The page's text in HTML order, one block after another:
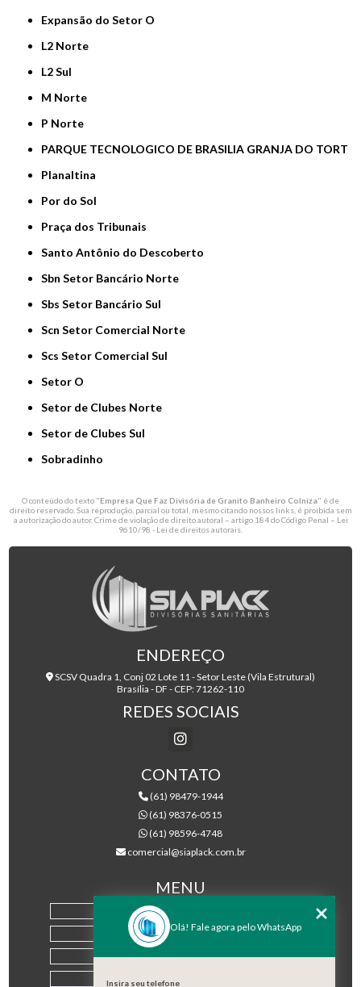
Expansão do Setor O
L2 Norte
L2 Sul
M Norte
P Norte
PARQUE TECNOLOGICO DE BRASILIA GRANJA DO TORT
Planaltina
Por do Sol
Praça dos Tribunais
Santo Antônio do Descoberto
Sbn Setor Bancário Norte
Sbs Setor Bancário Sul
Scn Setor Comercial Norte
Scs Setor Comercial Sul
Setor O
Setor de Clubes Norte
Setor de Clubes Sul
Sobradinho
O conteúdo do texto "Empresa Que Faz Divisória de Granito Banheiro Colniza" é de
direito reservado. Sua reprodução, parcial ou total, mesmo citando nossos links, é proibida sem
a autorização do autor. Crime de violação de direito autoral – artigo 184 do Código Penal – Lei
9610/98 - Lei de direitos autorais.
ENDEREÇO
SCSV Quadra 1, Conj 02 Lote 11 - Setor Leste (Vila Estrutural)
Brasília - DF - CEP: 71262-110
REDES SOCIAIS
CONTATO
(61) 98479-1944
(61) 98376-0515
(61) 98596-4748
comercial@siaplack.com.br
MENU
EMPRESA
PRODUTOS
Olá! Fale agora pelo WhatsApp
Insira seu telefone